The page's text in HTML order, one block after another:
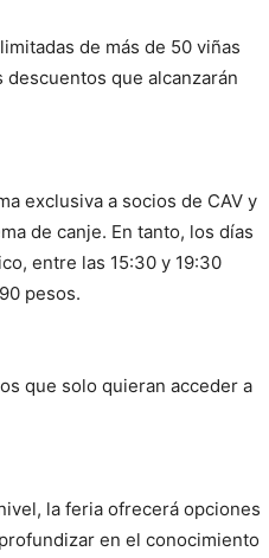
de más de 50 viñas
que alcanzarán
exclusiva a socios de CAV y
de canje. En tanto, los días
entre las 15:30 y 19:30
pesos.
que solo quieran acceder a
la feria ofrecerá opciones
en el conocimiento